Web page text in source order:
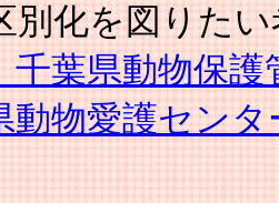
別化を図りた
千葉県動物保
動物愛護センタ